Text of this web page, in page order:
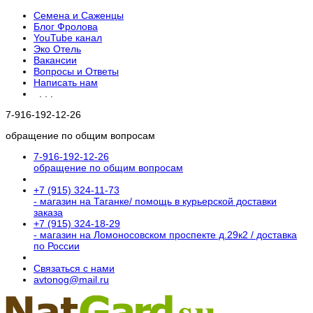
Семена и Саженцы
Блог Фролова
YouTube канал
Эко Отель
Вакансии
Вопросы и Ответы
Написать нам
7-916-192-12-26
обращение по общим вопросам
7-916-192-12-26
обращение по общим вопросам
+7 (915) 324-11-73
- магазин на Таганке/ помощь в курьерской доставки
заказа
+7 (915) 324-18-29
- магазин на Ломоносовском проспекте д.29к2 / доставка
по России
Связаться с нами
avtonog@mail.ru